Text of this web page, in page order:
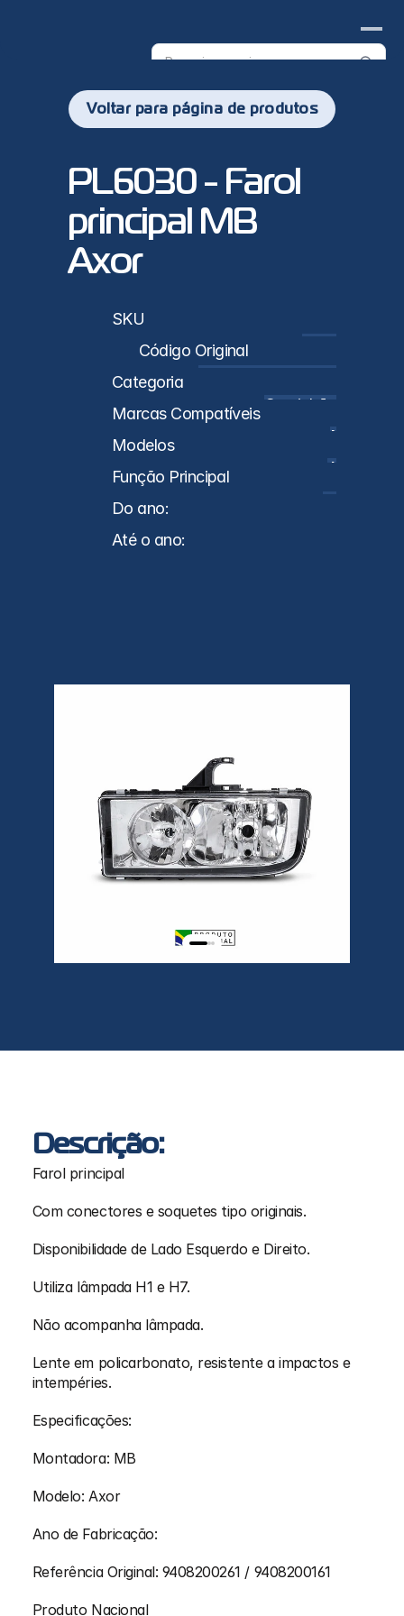
Voltar para página de produtos
PL6030 - Farol
principal MB
Axor
SKU
Código Original
Categoria
Caminhões
Marcas Compatíveis
MB
Modelos
Axor
Função Principal
Do ano:
Até o ano:
Descrição:
Farol principal
Com conectores e soquetes tipo originais.
Disponibilidade de Lado Esquerdo e Direito.
Utiliza lâmpada H1 e H7.
Não acompanha lâmpada.
Lente em policarbonato, resistente a impactos e
intempéries.
Especificações:
Montadora: MB
Modelo: Axor
Ano de Fabricação:
Referência Original: 9408200261 / 9408200161
Produto Nacional